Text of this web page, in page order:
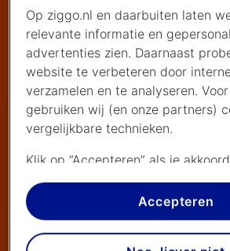
Op ziggo.nl en daarbuiten laten
relevante informatie en
advertenties zien. Daarnaast
website te verbeteren door
verzamelen en te analyseren.
gebruiken wij (en onze partners)
vergelijkbare technieken.
Klik op “Accepteren” als je
cookies. Kies je voor “Nee, liever
plaatsen we alleen strikt
de website goed te laten werken.
dat we geen vormen van
Accepteren